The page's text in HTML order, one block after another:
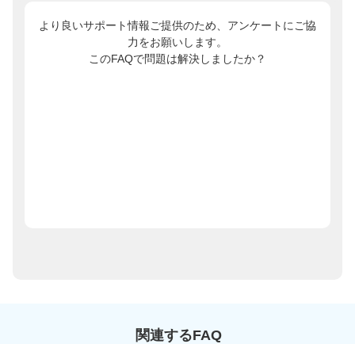
より良いサポート情報ご提供のため、アンケートにご協
力をお願いします。
このFAQで問題は解決しましたか？
関連するFAQ